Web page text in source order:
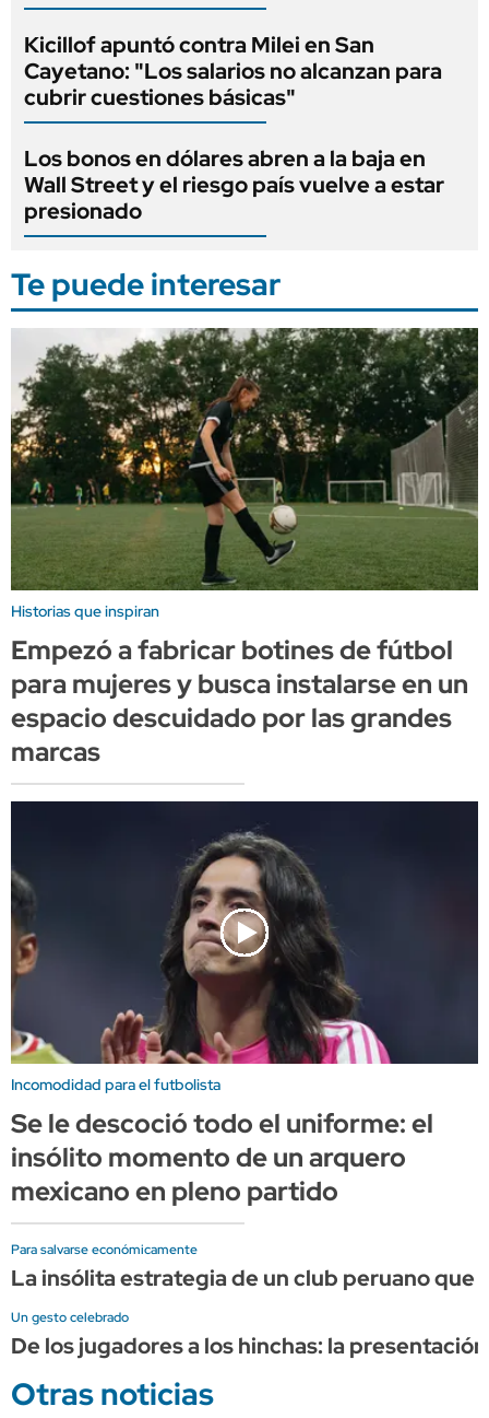
Kicillof apuntó contra Milei en San
Cayetano: "Los salarios no alcanzan para
cubrir cuestiones básicas"
Los bonos en dólares abren a la baja en
Wall Street y el riesgo país vuelve a estar
presionado
Te puede interesar
Historias que inspiran
Empezó a fabricar botines de fútbol
para mujeres y busca instalarse en un
espacio descuidado por las grandes
marcas
Incomodidad para el futbolista
Se le descoció todo el uniforme: el
insólito momento de un arquero
mexicano en pleno partido
Para salvarse económicamente
La insólita estrategia de un club peruano que
Un gesto celebrado
De los jugadores a los hinchas: la
Otras noticias